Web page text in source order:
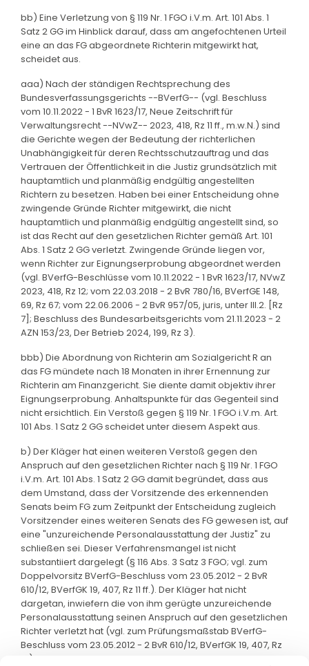
bb) Eine Verletzung von § 119 Nr. 1 FGO i.V.m. Art. 101 Abs. 1
Satz 2 GG im Hinblick darauf, dass am angefochtenen Urteil
eine an das FG abgeordnete Richterin mitgewirkt hat,
scheidet aus.
aaa) Nach der ständigen Rechtsprechung des
Bundesverfassungsgerichts --BVerfG-- (vgl. Beschluss
vom 10.11.2022 - 1 BvR 1623/17, Neue Zeitschrift für
Verwaltungsrecht --NVwZ-- 2023, 418, Rz 11 ff., m.w.N.) sind
die Gerichte wegen der Bedeutung der richterlichen
Unabhängigkeit für deren Rechtsschutzauftrag und das
Vertrauen der Öffentlichkeit in die Justiz grundsätzlich mit
hauptamtlich und planmäßig endgültig angestellten
Richtern zu besetzen. Haben bei einer Entscheidung ohne
zwingende Gründe Richter mitgewirkt, die nicht
hauptamtlich und planmäßig endgültig angestellt sind, so
ist das Recht auf den gesetzlichen Richter gemäß Art. 101
Abs. 1 Satz 2 GG verletzt. Zwingende Gründe liegen vor,
wenn Richter zur Eignungserprobung abgeordnet werden
(vgl. BVerfG-Beschlüsse vom 10.11.2022 - 1 BvR 1623/17, NVwZ
2023, 418, Rz 12; vom 22.03.2018 - 2 BvR 780/16, BVerfGE 148,
69, Rz 67; vom 22.06.2006 - 2 BvR 957/05, juris, unter III.2. [Rz
7]; Beschluss des Bundesarbeitsgerichts vom 21.11.2023 - 2
AZN 153/23, Der Betrieb 2024, 199, Rz 3).
bbb) Die Abordnung von Richterin am Sozialgericht R an
das FG mündete nach 18 Monaten in ihrer Ernennung zur
Richterin am Finanzgericht. Sie diente damit objektiv ihrer
Eignungserprobung. Anhaltspunkte für das Gegenteil sind
nicht ersichtlich. Ein Verstoß gegen § 119 Nr. 1 FGO i.V.m. Art.
101 Abs. 1 Satz 2 GG scheidet unter diesem Aspekt aus.
b) Der Kläger hat einen weiteren Verstoß gegen den
Anspruch auf den gesetzlichen Richter nach § 119 Nr. 1 FGO
i.V.m. Art. 101 Abs. 1 Satz 2 GG damit begründet, dass aus
dem Umstand, dass der Vorsitzende des erkennenden
Senats beim FG zum Zeitpunkt der Entscheidung zugleich
Vorsitzender eines weiteren Senats des FG gewesen ist, auf
eine "unzureichende Personalausstattung der Justiz" zu
schließen sei. Dieser Verfahrensmangel ist nicht
substantiiert dargelegt (§ 116 Abs. 3 Satz 3 FGO; vgl. zum
Doppelvorsitz BVerfG-Beschluss vom 23.05.2012 - 2 BvR
610/12, BVerfGK 19, 407, Rz 11 ff.). Der Kläger hat nicht
dargetan, inwiefern die von ihm gerügte unzureichende
Personalausstattung seinen Anspruch auf den gesetzlichen
Richter verletzt hat (vgl. zum Prüfungsmaßstab BVerfG-
Beschluss vom 23.05.2012 - 2 BvR 610/12, BVerfGK 19, 407, Rz
13).